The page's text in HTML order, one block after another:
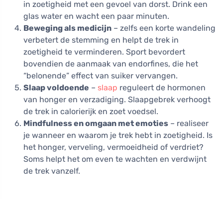
in zoetigheid met een gevoel van dorst. Drink een
glas water en wacht een paar minuten.
Beweging als medicijn – zelfs een korte wandeling
verbetert de stemming en helpt de trek in
zoetigheid te verminderen. Sport bevordert
bovendien de aanmaak van endorfines, die het
“belonende” effect van suiker vervangen.
Slaap voldoende – slaap reguleert de hormonen
van honger en verzadiging. Slaapgebrek verhoogt
de trek in calorierijk en zoet voedsel.
Mindfulness en omgaan met emoties – realiseer
je wanneer en waarom je trek hebt in zoetigheid. Is
het honger, verveling, vermoeidheid of verdriet?
Soms helpt het om even te wachten en verdwijnt
de trek vanzelf.